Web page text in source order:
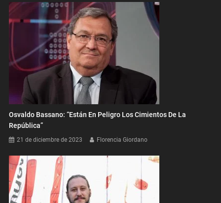
Osvaldo Bassano: “Están En Peligro Los Cimientos De La
República”
21 de diciembre de 2023 Florencia Giordano